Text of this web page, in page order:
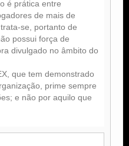
é prática entre
de mais de
se, portanto de
possui força de
divulgado no âmbito do
que tem demonstrado
prime sempre
e não por aquilo que